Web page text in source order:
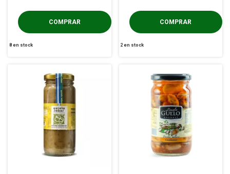
8en stock 2 en stock